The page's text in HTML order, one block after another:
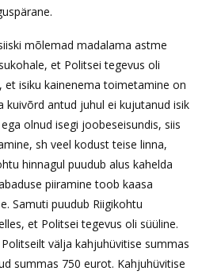
mõlemad madalama astme
et Politsei tegevus oli
et isiku kainenema toimetamine on
kuivõrd antud juhul ei kujutanud isik
olnud isegi joobeseisundis, siis
sh veel kodust teise linna,
hinnagul puudub alus kahelda
piiramine toob kaasa
Samuti puudub Riigikohtu
et Politsei tegevus oli süüline.
välja kahjuhüvitise summas
summas 750 eurot. Kahjuhüvitise